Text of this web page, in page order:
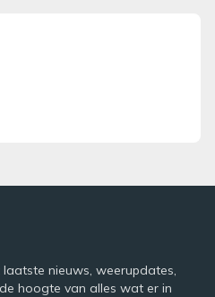
nieuws, weerupdates,
hoogte van alles wat er in